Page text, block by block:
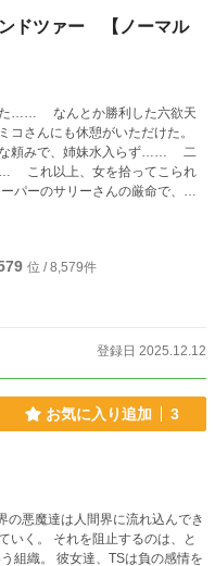
ドツァー 【ノーマル
た…… なんとか勝利した六欲天
さんにも休憩がいただけた。
みで、姉妹水入らず…… 二
これ以上、女を拾ってこられ
お仕事が…… 『惑星エ
タカムナ』までの百年紀のサイ
ーズの第一集。
位 / 8,579件
登録日 2025.12.12
お気に入り追加 3
の悪魔達は人間界に流れ込んでき
いく。 それを阻止するのは、と
組織。 彼女達、TSは負の感情を